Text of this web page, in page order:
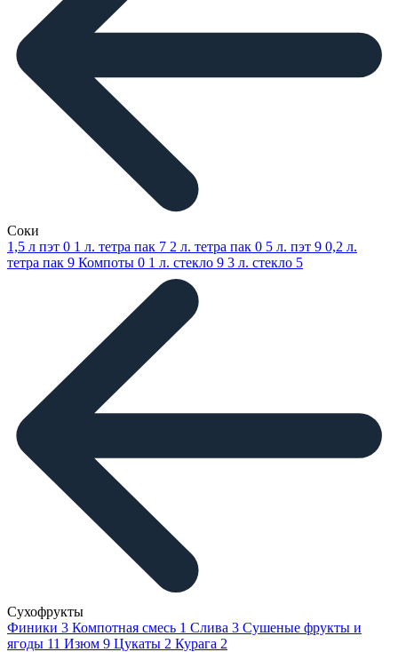
Соки
1,5 л пэт 0 1 л. тетра пак 7 2 л. тетра пак 0 5 л. пэт 9 0,2 л.
тетра пак 9 Компоты 0 1 л. стекло 9 3 л. стекло 5
Сухофрукты
Финики 3 Компотная смесь 1 Слива 3 Сушеные фрукты и
ягоды 11 Изюм 9 Цукаты 2 Курага 2